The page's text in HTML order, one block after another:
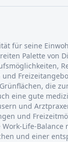
für seine
Palette von
die
eine gute
und
und
Life-Balance
und einer